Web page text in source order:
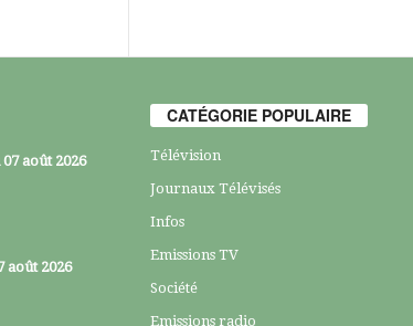
août 2026
août 2026
CATÉGORIE POPULAIRE
Télévision
Journaux Télévisés
Infos
Emissions TV
Société
Emissions radio